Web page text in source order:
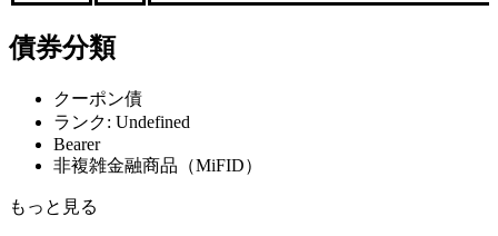
債券分類
クーポン債
ランク: Undefined
Bearer
非複雑金融商品（MiFID）
もっと見る